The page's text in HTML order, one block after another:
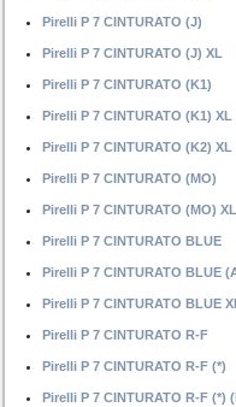
Pirelli P 7 CINTURATO (J)
Pirelli P 7 CINTURATO (J) XL
Pirelli P 7 CINTURATO (K1)
Pirelli P 7 CINTURATO (K1) XL
Pirelli P 7 CINTURATO (K2) XL
Pirelli P 7 CINTURATO (MO)
Pirelli P 7 CINTURATO (MO) XL
Pirelli P 7 CINTURATO BLUE
Pirelli P 7 CINTURATO BLUE
Pirelli P 7 CINTURATO BLUE
Pirelli P 7 CINTURATO R-F
Pirelli P 7 CINTURATO R-F (*)
Pirelli P 7 CINTURATO R-F (*)